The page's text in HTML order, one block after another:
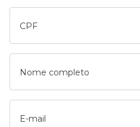
CPF
Nome completo
E-mail